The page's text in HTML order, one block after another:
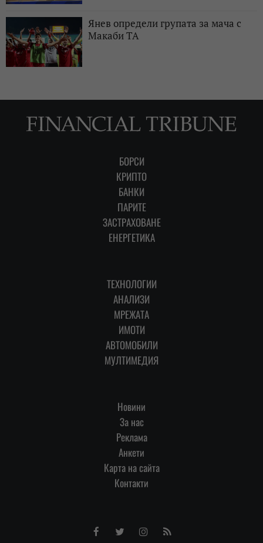
Янев определи групата за мача с
Макаби ТА
БОРСИ
КРИПТО
БАНКИ
ПАРИТЕ
ЗАСТРАХОВАНЕ
ЕНЕРГЕТИКА
ТЕХНОЛОГИИ
АНАЛИЗИ
МРЕЖАТА
ИМОТИ
АВТОМОБИЛИ
МУЛТИМЕДИЯ
Новини
За нас
Реклама
Анкети
Карта на сайта
Контакти